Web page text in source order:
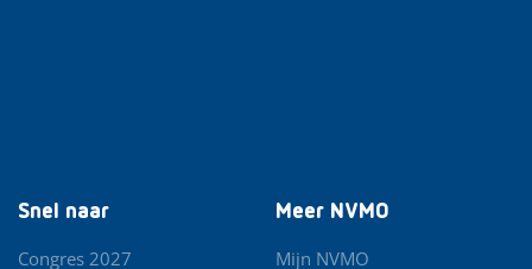
Snel naar
Congres 2027
Meer NVMO
Mijn NVMO